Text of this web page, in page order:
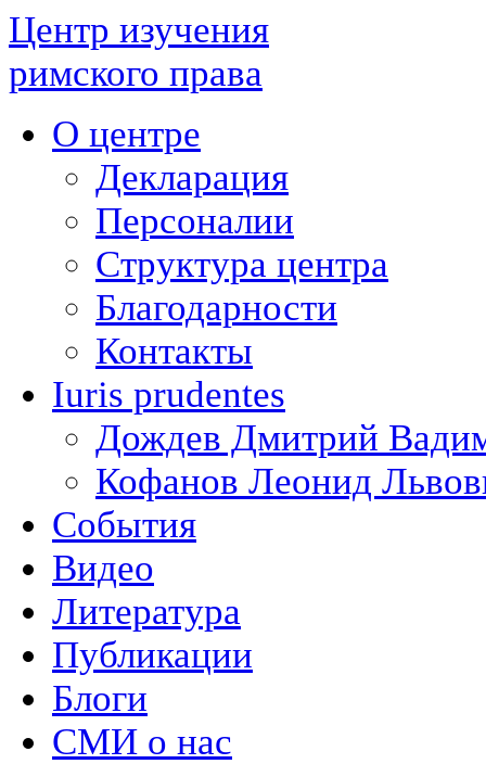
Центр изучения
римского права
О центре
Декларация
Персоналии
Структура центра
Благодарности
Контакты
Iuris prudentes
Дождев Дмитрий
Кофанов Леонид
События
Видео
Литература
Публикации
Блоги
СМИ о нас